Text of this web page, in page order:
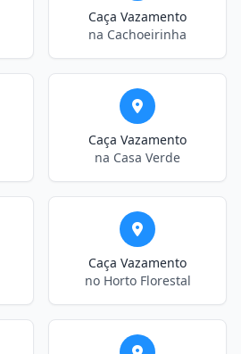
Caça Vazamento
na Cachoeirinha
Caça Vazamento
na Casa Verde
Caça Vazamento
no Horto Florestal